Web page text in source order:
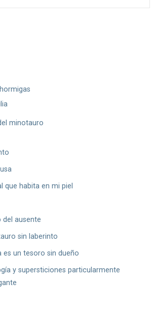
minotauro
que habita en mi piel
del ausente
sin laberinto
es un tesoro sin dueño
y supersticiones particularmente